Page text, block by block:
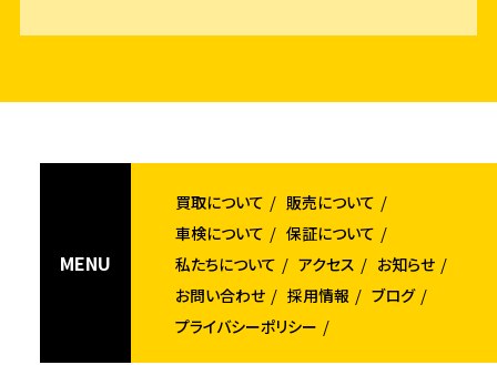
MENU
買取について
販売について
車検について
保証について
私たちについて
アクセス
お知らせ
お問い合わせ
採用情報
ブログ
プライバシーポリシー